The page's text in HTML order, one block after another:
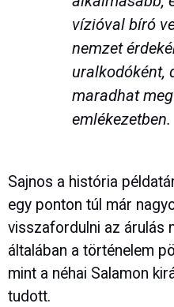
vízióval bíró
nemzet
uralkodóként,
maradhat
emlékezetben.
Sajnos a história
egy ponton túl már
visszafordulni az árulás
általában a történelem
mint a néhai Salamon
tudott.